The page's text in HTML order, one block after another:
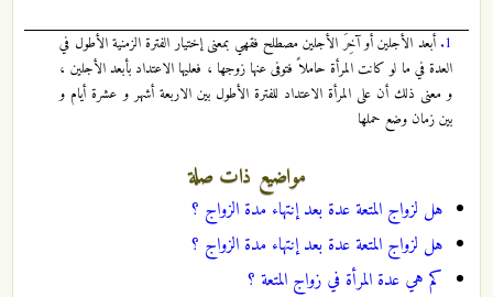
1. أبعد الأجلين أو آخِرَ الأجلين مصطلح فقهي بمعنى إختيار الفترة الزمنية الأطول في
العدة في ما لو كانت المرأة حاملاً فتوفى عنها زوجها ، فعليها الاعتداد بأبعد الأجلين ،
و معنى ذلك أن على المرأة الاعتداد للفترة الأطول بين الاربعة أشهر و عشرة أيام و
بين زمان وضع حملها
مواضيع ذات صلة
هل لزواج المتعة عدة بعد إنتهاء مدة الزواج ؟
هل لزواج المتعة عدة بعد إنتهاء مدة الزواج ؟
كم هي عدة المرأة في زواج المتعة ؟